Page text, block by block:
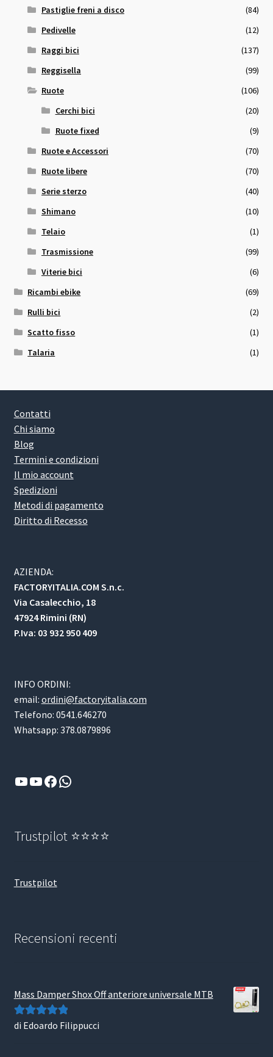
Pastiglie freni a disco
(84)
Pedivelle
(12)
Raggi bici
(137)
Reggisella
(99)
Ruote
(106)
Cerchi bici
(20)
Ruote fixed
(9)
Ruote e Accessori
(70)
Ruote libere
(70)
Serie sterzo
(40)
Shimano
(10)
Telaio
(1)
Trasmissione
(99)
Viterie bici
(6)
Ricambi ebike
(69)
Rulli bici
(2)
Scatto fisso
(1)
Talaria
(1)
Contatti
Chi siamo
Blog
Termini e condizioni
Il mio account
Spedizioni
Metodi di pagamento
Diritto di Recesso
AZIENDA:
FACTORYITALIA.COM S.n.c.
Via Casalecchio, 18
47924 Rimini (RN)
P.Iva: 03 932 950 409
INFO ORDINI:
email: ordini@factoryitalia.com
Telefono: 0541.646270
Whatsapp: 378.0879896
YouTube
YouTube
Facebook
WhatsApp
Trustpilot ⭐⭐⭐⭐
Trustpilot
Recensioni recenti
Mass Damper Shox Off anteriore universale MTB
Valutato5su
di Edoardo Filippucci